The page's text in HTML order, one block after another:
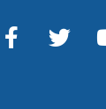
F
a
T